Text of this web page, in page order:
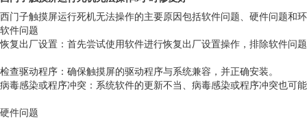
西门子触摸屏运行死机无法操作的主要原因包括软件问题、硬件问题和
软件问题
‌恢复出厂设置‌：首先尝试使用软件进行恢复出厂设置操作，排除软件问题‌
‌检查驱动程序‌：确保触摸屏的驱动程序与系统兼容，并正确安装。
病毒感染或程序冲突‌：系统软件的更新不当、病毒感染或程序冲突也可
硬件问题